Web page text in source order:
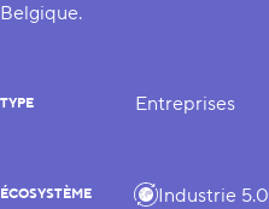
Belgique.
TYPE Entreprises
ÉCOSYSTÈME Industrie 5.0